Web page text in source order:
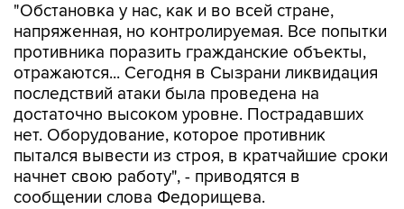
"Обстановка у нас, как и во всей стране,
напряженная, но контролируемая. Все попытки
противника поразить гражданские объекты,
отражаются... Сегодня в Сызрани ликвидация
последствий атаки была проведена на
достаточно высоком уровне. Пострадавших
нет. Оборудование, которое противник
пытался вывести из строя, в кратчайшие сроки
начнет свою работу", - приводятся в
сообщении слова Федорищева.